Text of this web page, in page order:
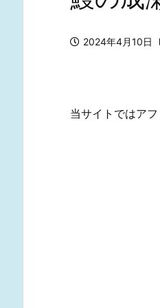
2024年4月10日
当サイトではア